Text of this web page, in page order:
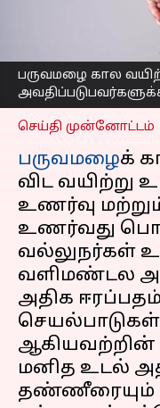
பருவமழை கால
எழுதியவர் Sekar
செய்தி முன்னோட்டம்
பருவமழைக்
விட வயிற்று
உணர்வு
உணர்வது
வல்லுநர்கள்
வளிமண்டல
அதிக
செயல்பாடுகள்
மனித உடல்
தண்ணீரையும்